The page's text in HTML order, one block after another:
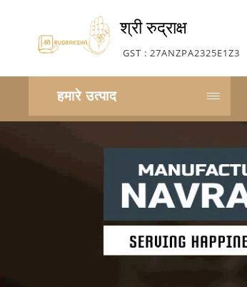
श्री रुद्राक्ष
GST : 27ANZPA2325E1Z3
हमारे उत्पाद